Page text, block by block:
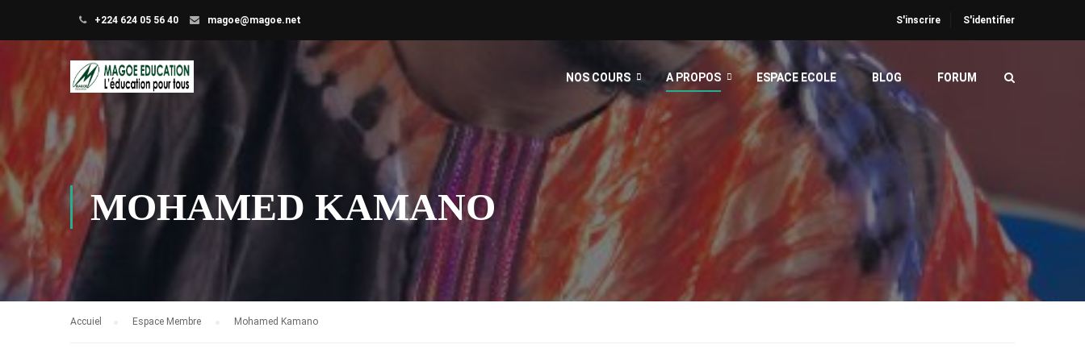
+224 624 05 56 40 magoe@magoe.net S'inscrire S'identifier
NOS COURS A PROPOS ESPACE ECOLE BLOG FORUM
MOHAMED KAMANO
Accuiel Espace Membre Mohamed Kamano